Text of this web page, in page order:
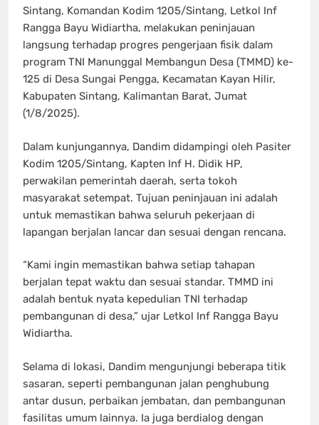
Sintang, Komandan Kodim 1205/Sintang, Letkol Inf
Rangga Bayu Widiartha, melakukan peninjauan
langsung terhadap progres pengerjaan fisik dalam
program TNI Manunggal Membangun Desa (TMMD) ke-
125 di Desa Sungai Pengga, Kecamatan Kayan Hilir,
Kabupaten Sintang, Kalimantan Barat, Jumat
(1/8/2025).
Dalam kunjungannya, Dandim didampingi oleh Pasiter
Kodim 1205/Sintang, Kapten Inf H. Didik HP,
perwakilan pemerintah daerah, serta tokoh
masyarakat setempat. Tujuan peninjauan ini adalah
untuk memastikan bahwa seluruh pekerjaan di
lapangan berjalan lancar dan sesuai dengan rencana.
“Kami ingin memastikan bahwa setiap tahapan
berjalan tepat waktu dan sesuai standar. TMMD ini
adalah bentuk nyata kepedulian TNI terhadap
pembangunan di desa,” ujar Letkol Inf Rangga Bayu
Widiartha.
Selama di lokasi, Dandim mengunjungi beberapa titik
sasaran, seperti pembangunan jalan penghubung
antar dusun, perbaikan jembatan, dan pembangunan
fasilitas umum lainnya. Ia juga berdialog dengan